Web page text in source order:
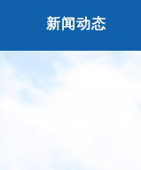
新闻动态